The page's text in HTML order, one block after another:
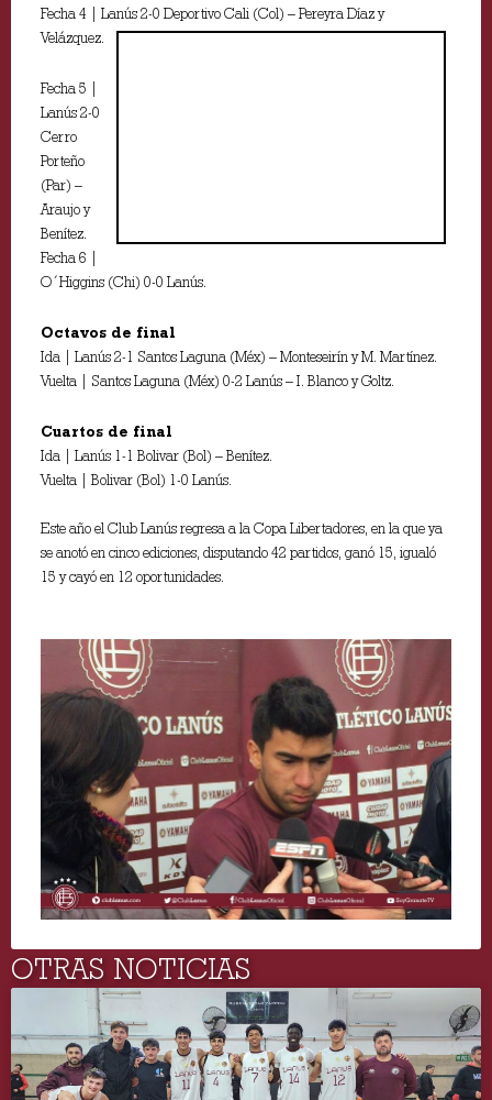
Fecha 4 | Lanús 2-0 Deportivo Cali (Col) – Pereyra Díaz y
Velázquez.
Fecha 5 |
Lanús 2-0
Cerro
Porteño
(Par) –
Araujo y
Benítez.
Fecha 6 |
O´Higgins (Chi) 0-0 Lanús.
Octavos de final
Ida | Lanús 2-1 Santos Laguna (Méx) – Monteseirín y M. Martínez.
Vuelta | Santos Laguna (Méx) 0-2 Lanús – I. Blanco y Goltz.
Cuartos de final
Ida | Lanús 1-1 Bolivar (Bol) – Benítez.
Vuelta | Bolivar (Bol) 1-0 Lanús.
Este año el Club Lanús regresa a la Copa Libertadores, en la que ya
se anotó en cinco ediciones, disputando 42 partidos, ganó 15, igualó
15 y cayó en 12 oportunidades.
OTRAS NOTICIAS